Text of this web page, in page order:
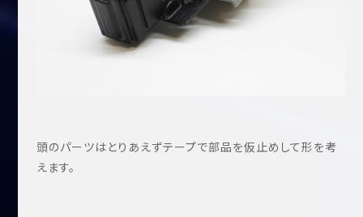
頭のパーツはとりあえずテープで部品を仮止めして形を考
えます。